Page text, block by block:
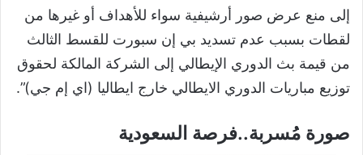
إلى منع عرض صور أرشيفية سواء للأهداف أو غيرها من
لقطات بسبب عدم تسديد بي إن سبورت للقسط الثالث
من قيمة بث الدوري الإيطالي إلى الشركة المالكة لحقوق
توزيع مباريات الدوري الايطالي خارج ايطاليا (اي إم جي)”
.
صورة مُسربة..فرصة السعودية